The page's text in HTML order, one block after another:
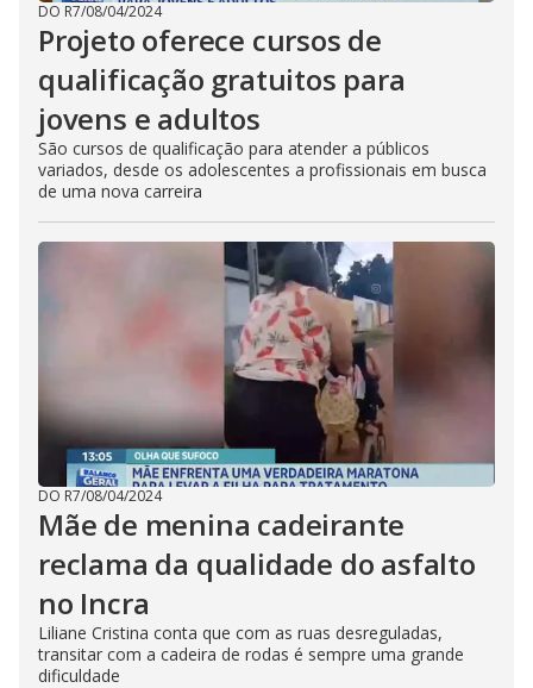
DO R7/08/04/2024
Projeto oferece cursos de
qualificação gratuitos para
jovens e adultos
São cursos de qualificação para atender a públicos
variados, desde os adolescentes a profissionais em busca
de uma nova carreira
DO R7/08/04/2024
Mãe de menina cadeirante
reclama da qualidade do asfalto
no Incra
Liliane Cristina conta que com as ruas desreguladas,
transitar com a cadeira de rodas é sempre uma grande
dificuldade